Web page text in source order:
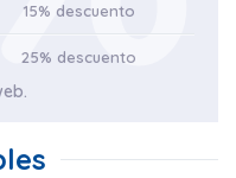
15% descuento
25% descuento